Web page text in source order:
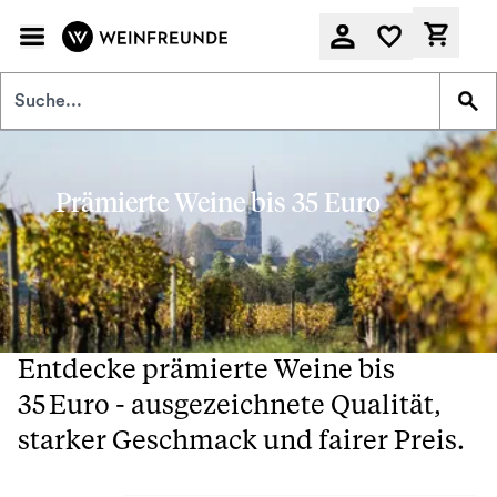
Prämierte Weine bis 35 Euro
Entdecke prämierte Weine bis
35 Euro - ausgezeichnete Qualität,
starker Geschmack und fairer Preis.